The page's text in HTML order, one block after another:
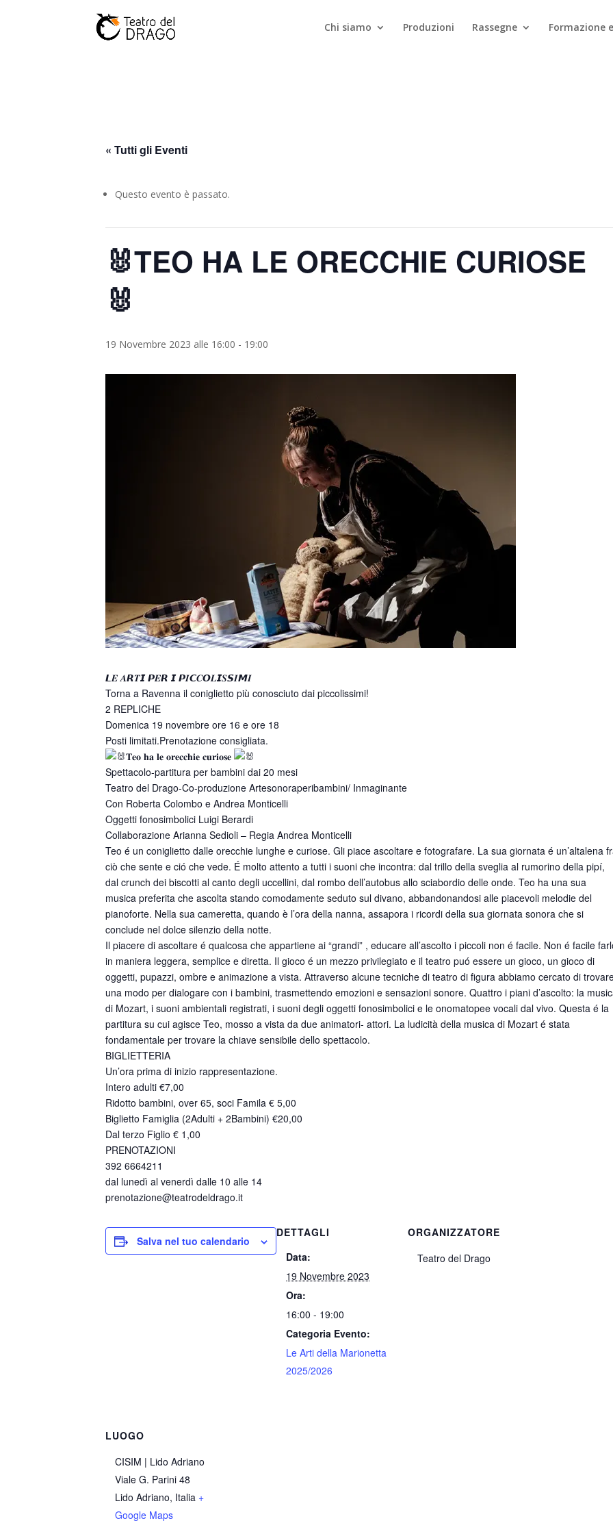
Chi siamo Produzioni Rassegne Formazione
« Tutti gli Eventi
Questo evento è passato.
🐰TEO HA LE ORECCHIE CURIOSE
🐰
19 Novembre 2023 alle 16:00 - 19:00
𝙇𝑬 𝑨𝙍𝑻𝙄 𝙋𝑬𝙍 𝙄 𝙋𝑰𝘾𝑪𝙊𝑳𝙄𝑺𝙎𝑰𝙈𝑰
Torna a Ravenna il coniglietto più conosciuto dai piccolissimi!
2 REPLICHE
Domenica 19 novembre ore 16 e ore 18
Posti limitati.Prenotazione consigliata.
𝐓𝐞𝐨 𝐡𝐚 𝐥𝐞 𝐨𝐫𝐞𝐜𝐜𝐡𝐢𝐞 𝐜𝐮𝐫𝐢𝐨𝐬𝐞
Spettacolo-partitura per bambini dai 20 mesi
Teatro del Drago-Co-produzione Artesonoraperibambini/ Inmaginante
Con Roberta Colombo e Andrea Monticelli
Oggetti fonosimbolici Luigi Berardi
Collaborazione Arianna Sedioli – Regia Andrea Monticelli
Teo é un coniglietto dalle orecchie lunghe e curiose. Gli piace ascoltare e fotografare. La sua giornata é un’altalena
ciò che sente e ció che vede. É molto attento a tutti i suoni che incontra: dal trillo della sveglia al rumorino della pipí,
dal crunch dei biscotti al canto degli uccellini, dal rombo dell’autobus allo sciabordio delle onde. Teo ha una sua
musica preferita che ascolta stando comodamente seduto sul divano, abbandonandosi alle piacevoli melodie del
pianoforte. Nella sua cameretta, quando è l’ora della nanna, assapora i ricordi della sua giornata sonora che si
conclude nel dolce silenzio della notte.
Il piacere di ascoltare é qualcosa che appartiene ai “grandi” , educare all’ascolto i piccoli non é facile. Non é facile
in maniera leggera, semplice e diretta. Il gioco é un mezzo privilegiato e il teatro puó essere un gioco, un gioco di
oggetti, pupazzi, ombre e animazione a vista. Attraverso alcune tecniche di teatro di figura abbiamo cercato di
una modo per dialogare con i bambini, trasmettendo emozioni e sensazioni sonore. Quattro i piani d’ascolto: la
di Mozart, i suoni ambientali registrati, i suoni degli oggetti fonosimbolici e le onomatopee vocali dal vivo. Questa é la
partitura su cui agisce Teo, mosso a vista da due animatori- attori. La ludicità della musica di Mozart é stata
fondamentale per trovare la chiave sensibile dello spettacolo.
BIGLIETTERIA
Un’ora prima di inizio rappresentazione.
Intero adulti €7,00
Ridotto bambini, over 65, soci Famila € 5,00
Biglietto Famiglia (2Adulti + 2Bambini) €20,00
Dal terzo Figlio € 1,00
PRENOTAZIONI
392 6664211
dal lunedì al venerdì dalle 10 alle 14
prenotazione@teatrodeldrago.it
Salva nel tuo calendario
DETTAGLI
Data:
19 Novembre 2023
Ora:
16:00 - 19:00
Categoria Evento:
Le Arti della Marionetta
2025/2026
ORGANIZZATORE
Teatro del Drago
LUOGO
CISIM | Lido Adriano
Viale G. Parini 48
Lido Adriano, Italia +
Google Maps